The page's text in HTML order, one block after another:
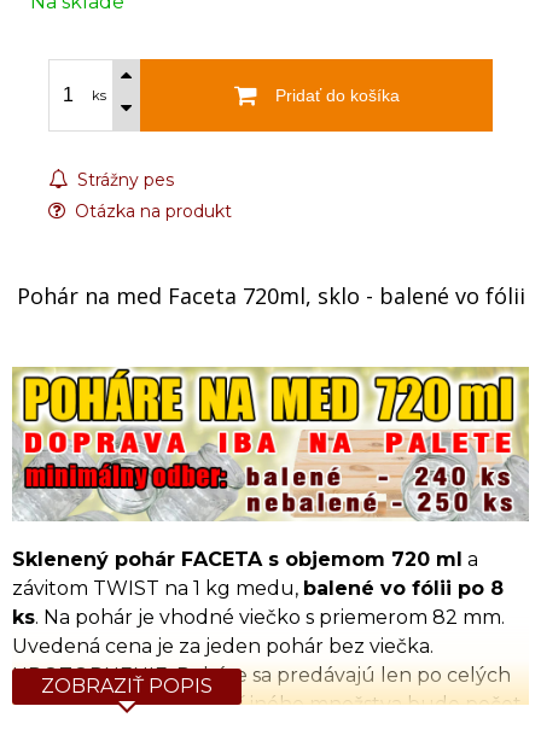
ks Pridať do košíka
Strážny pes
Otázka na produkt
Pohár na med Faceta 720ml, sklo - balené vo fólii
Sklenený pohár FACETA s objemom 720 ml a
závitom TWIST na 1 kg medu, balené vo fólii po 8
ks. Na pohár je vhodné viečko s priemerom 82 mm.
Uvedená cena je za jeden pohár bez viečka.
UPOZORNENIE:Poháre sa predávajú len po celých
baleniach. Pri objednaní iného množstva bude počet
ZOBRAZIŤ POPIS